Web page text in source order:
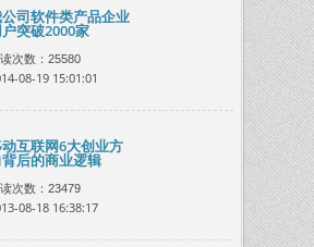
司软件类产品企业
突破2000家
次数：25580
08-19 15:01:01
互联网6大创业方
后的商业逻辑
次数：23479
08-18 16:38:17